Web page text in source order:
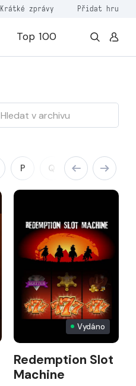
Krátké zprávy Přidat hru
Top 100
P Q R S
Vydáno
Redemption Slot
Machine